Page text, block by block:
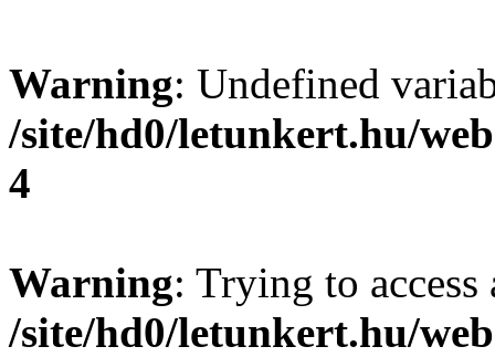
Warning: Undefined
/site/hd0/letunkert.hu/
4
Warning: Trying to
/site/hd0/letunkert.hu/